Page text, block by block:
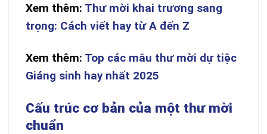
Xem thêm: Thư mời khai trương sang
trọng: Cách viết hay từ A đến Z
Xem thêm: Top các mẫu thư mời dự tiệc
Giáng sinh hay nhất 2025
Cấu trúc cơ bản của một thư mời
chuẩn